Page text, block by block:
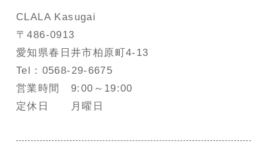
CLALA Kasugai
〒486-0913
愛知県春日井市柏原町4-13
Tel：0568-29-6675
営業時間 9:00～19:00
定休日 月曜日